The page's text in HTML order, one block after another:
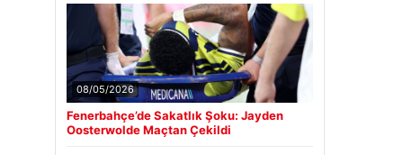
08/05/2026
Fenerbahçe’de Sakatlık Şoku: Jayden
Oosterwolde Maçtan Çekildi